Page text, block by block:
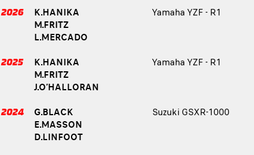
2026
K.HANIKA
M.FRITZ
L.MERCADO
Yamaha YZF - R1
2025
K.HANIKA
M.FRITZ
J.O’HALLORAN
Yamaha YZF - R1
2024
G.BLACK
E.MASSON
D.LINFOOT
Suzuki GSXR-1000